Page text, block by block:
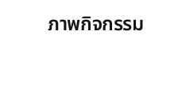
ภาพกิจกรรม